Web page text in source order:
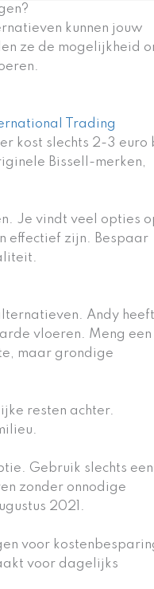
kunnen jouw
ze de mogelijkheid
Trading
kost slechts 2-3 euro
Bissell-merken,
Je vindt veel opties
effectief zijn. Bespaar
Andy heeft
vloeren. Meng een
maar grondige
resten achter.
Gebruik slechts een
zonder onnodige
2021.
voor
voor dagelijks